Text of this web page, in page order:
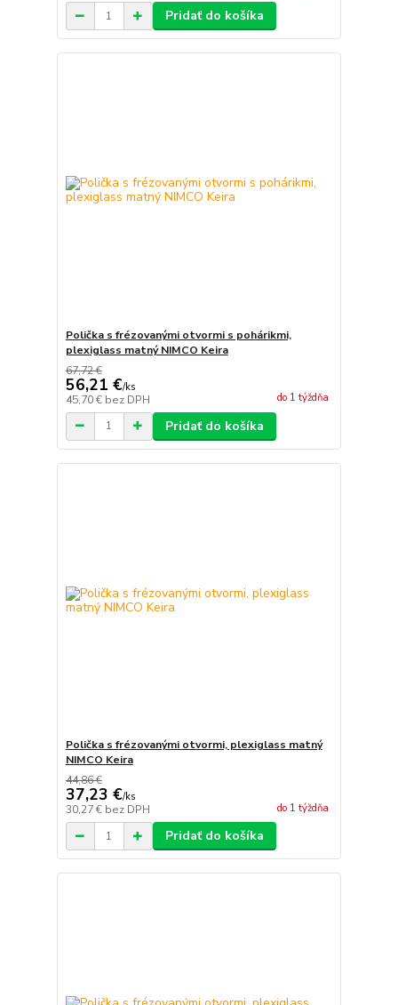
Pridať do košíka
Polička s frézovanými otvormi s pohárikmi,
plexiglass matný NIMCO Keira
67,72 €
56,21 €/ks
45,70 € bez DPH do 1 týždňa
Pridať do košíka
Polička s frézovanými otvormi, plexiglass matný
NIMCO Keira
44,86 €
37,23 €/ks
30,27 € bez DPH do 1 týždňa
Pridať do košíka